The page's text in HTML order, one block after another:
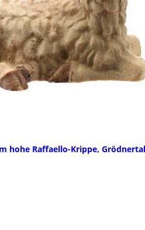
hohe Raffaello-Krippe, Grödnertal